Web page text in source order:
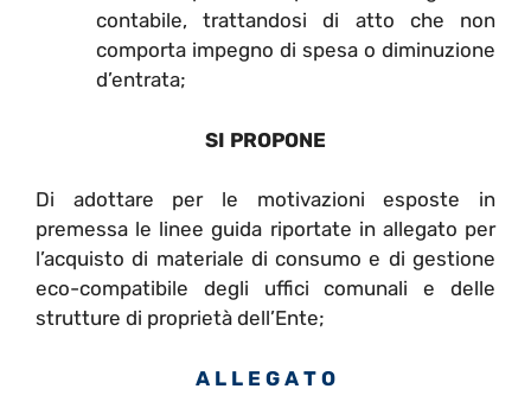
contabile, trattandosi di atto che non
comporta impegno di spesa o diminuzione
d’entrata;
SI PROPONE
Di adottare per le motivazioni esposte in
premessa le linee guida riportate in allegato per
l’acquisto di materiale di consumo e di gestione
eco-compatibile degli uffici comunali e delle
strutture di proprietà dell’Ente;
A L L E G A T O